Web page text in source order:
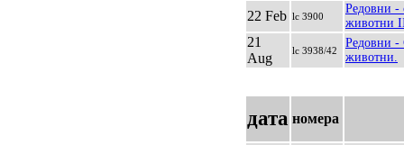
22 Feb lc 3900
Редовни -
животни
21
Aug
lc 3938/42
Редовни -
животни.
дата номера